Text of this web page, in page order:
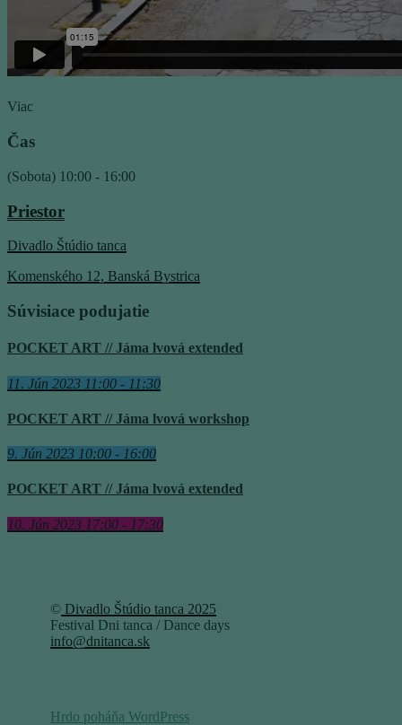
Viac
Čas
(Sobota) 10:00 - 16:00
Priestor
Divadlo Štúdio tanca
Komenského 12, Banská Bystrica
Súvisiace podujatie
POCKET ART // Jáma lvová extended
11. Jún 2023 11:00 - 11:30
POCKET ART // Jáma lvová workshop
9. Jún 2023 10:00 - 16:00
POCKET ART // Jáma lvová extended
10. Jún 2023 17:00 - 17:30
© Divadlo Štúdio tanca 2025
Festival Dni tanca / Dance days
info@dnitanca.sk
Hrdo poháňa WordPress